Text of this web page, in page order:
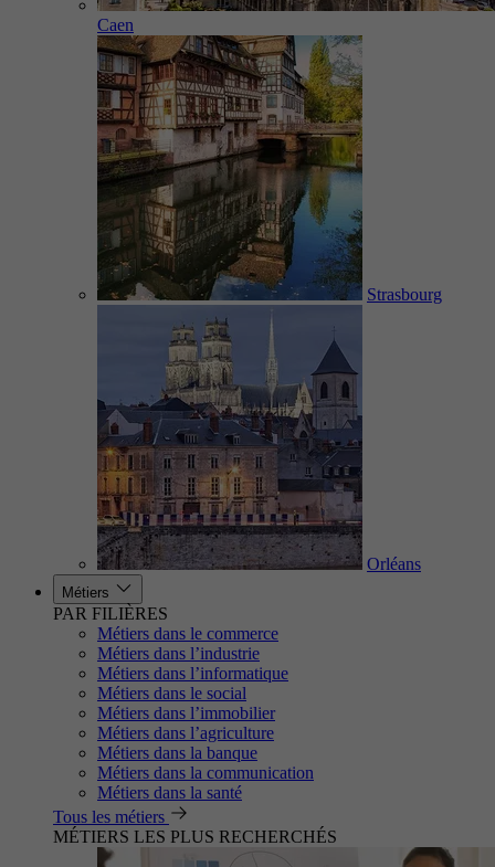
Caen
Strasbourg
Orléans
Métiers
PAR FILIÈRES
Métiers dans le commerce
Métiers dans l’industrie
Métiers dans l’informatique
Métiers dans le social
Métiers dans l’immobilier
Métiers dans l’agriculture
Métiers dans la banque
Métiers dans la communication
Métiers dans la santé
Tous les métiers
MÉTIERS LES PLUS RECHERCHÉS